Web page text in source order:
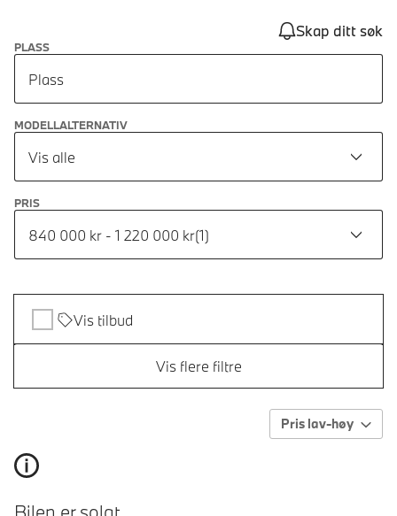
Skap ditt søk
PLASS
Plass
MODELLALTERNATIV
Vis alle
PRIS
840 000 kr - 1 220 000 kr(1)
Vis tilbud
Vis flere filtre
Pris lav-høy